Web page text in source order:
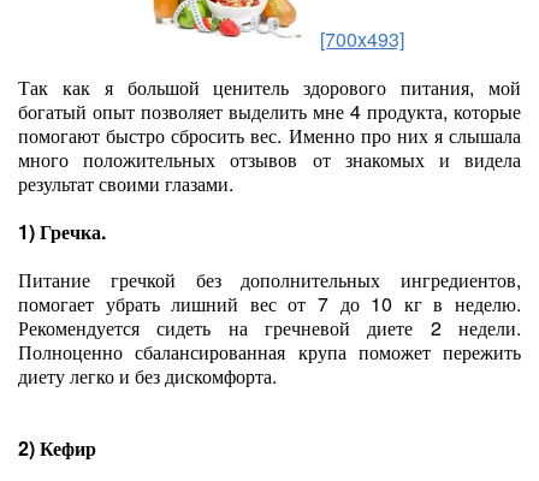
[700x493]
Так как я большой ценитель здорового питания, мой
богатый опыт позволяет выделить мне 4 продукта, которые
помогают быстро сбросить вес. Именно про них я слышала
много положительных отзывов от знакомых и видела
результат своими глазами.
1) Гречка.
Питание гречкой без дополнительных ингредиентов,
помогает убрать лишний вес от 7 до 10 кг в неделю.
Рекомендуется сидеть на гречневой диете 2 недели.
Полноценно сбалансированная крупа поможет пережить
диету легко и без дискомфорта.
2) Кефир